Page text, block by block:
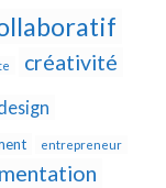
créativité
entrepreneur